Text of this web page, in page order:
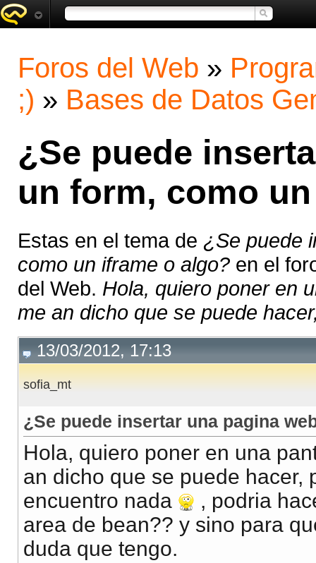
Foros del Web »
;) » Bases de Datos
¿Se puede
un form, como
Estas en el tema de ¿Se puede
como un iframe o algo? en el
del Web. Hola, quiero poner en
me an dicho que se puede
13/03/2012, 17:13
sofia_mt
¿Se puede insertar una pagina
Hola, quiero poner en una
an dicho que se puede hacer,
encuentro nada
, podria
area de bean?? y sino para
duda que tengo.